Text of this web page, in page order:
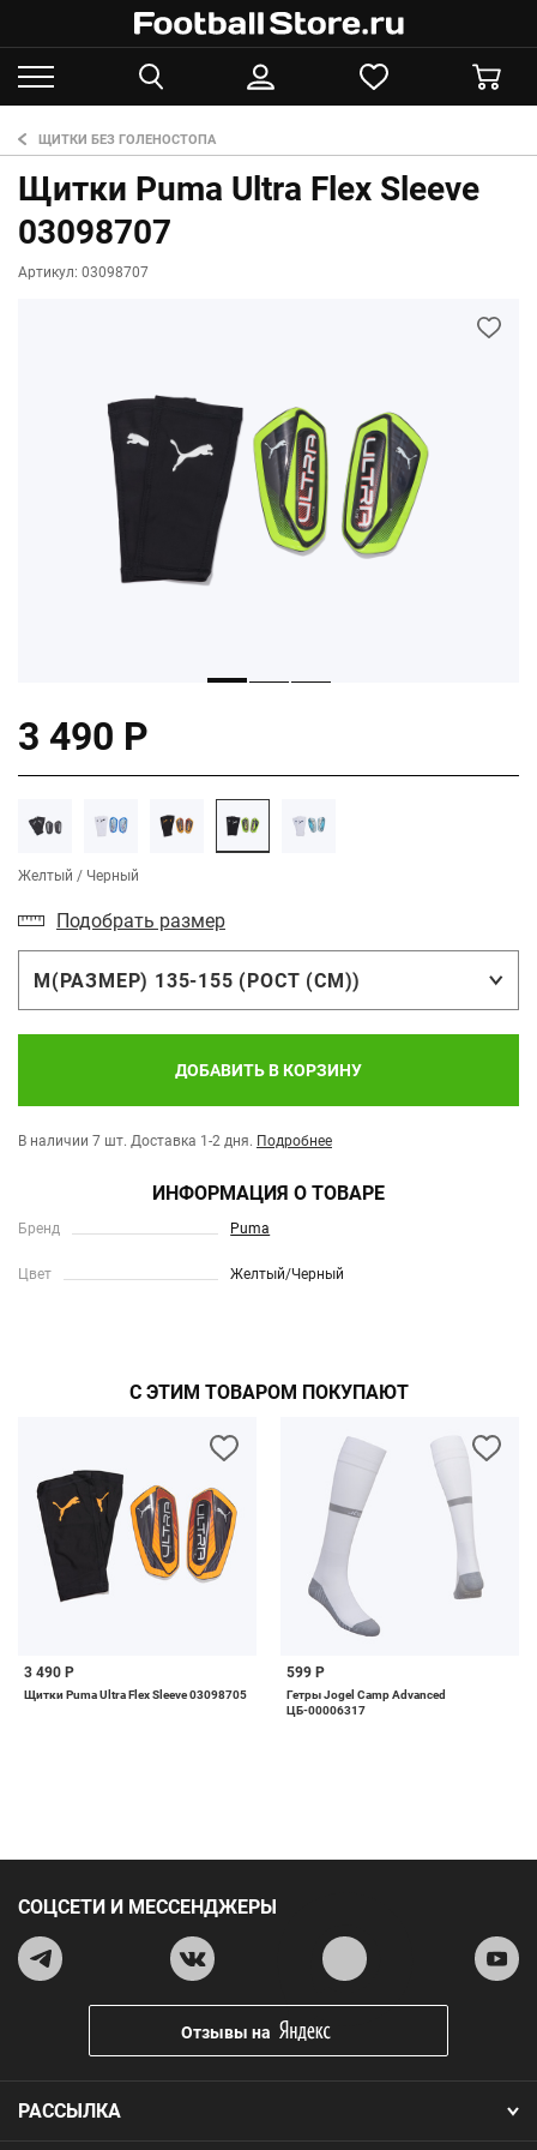
ЩИТКИ БЕЗ ГОЛЕНОСТОПА
Щитки Puma Ultra Flex Sleeve
03098707
Артикул: 03098707
3 490 Р
Желтый / Черный
Подобрать размер
M(РАЗМЕР) 135-155 (РОСТ (СМ))
ДОБАВИТЬ В КОРЗИНУ
В наличии 7 шт. Доставка 1-2 дня. Подробнее
ИНФОРМАЦИЯ О ТОВАРЕ
Бренд Puma
Цвет Желтый/Черный
С ЭТИМ ТОВАРОМ ПОКУПАЮТ
3 490 Р
Щитки Puma Ultra Flex Sleeve 03098705
599 Р
Гетры Jogel Camp Advanced
ЦБ-00006317
РАССЫЛКА
СОЦСЕТИ И МЕССЕНДЖЕРЫ
Отзывы на